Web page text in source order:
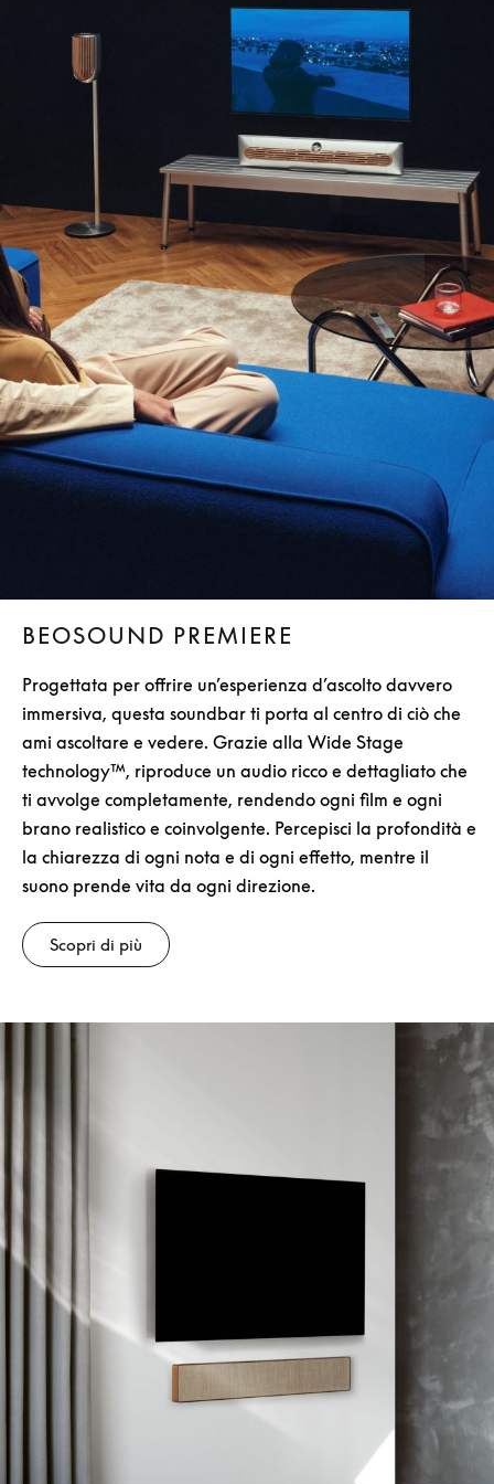
BEOSOUND PREMIERE
Progettata per offrire un’esperienza d’ascolto davvero
immersiva, questa soundbar ti porta al centro di ciò che
ami ascoltare e vedere. Grazie alla Wide Stage
technology™, riproduce un audio ricco e dettagliato che
ti avvolge completamente, rendendo ogni film e ogni
brano realistico e coinvolgente. Percepisci la profondità e
la chiarezza di ogni nota e di ogni effetto, mentre il
suono prende vita da ogni direzione.
Scopri di più